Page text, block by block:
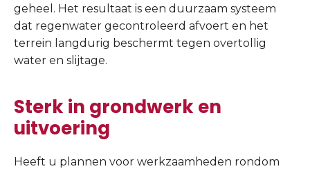
geheel. Het resultaat is een duurzaam systeem
dat regenwater gecontroleerd afvoert en het
terrein langdurig beschermt tegen overtollig
water en slijtage.
Sterk in grondwerk en
uitvoering
Heeft u plannen voor werkzaamheden rondom